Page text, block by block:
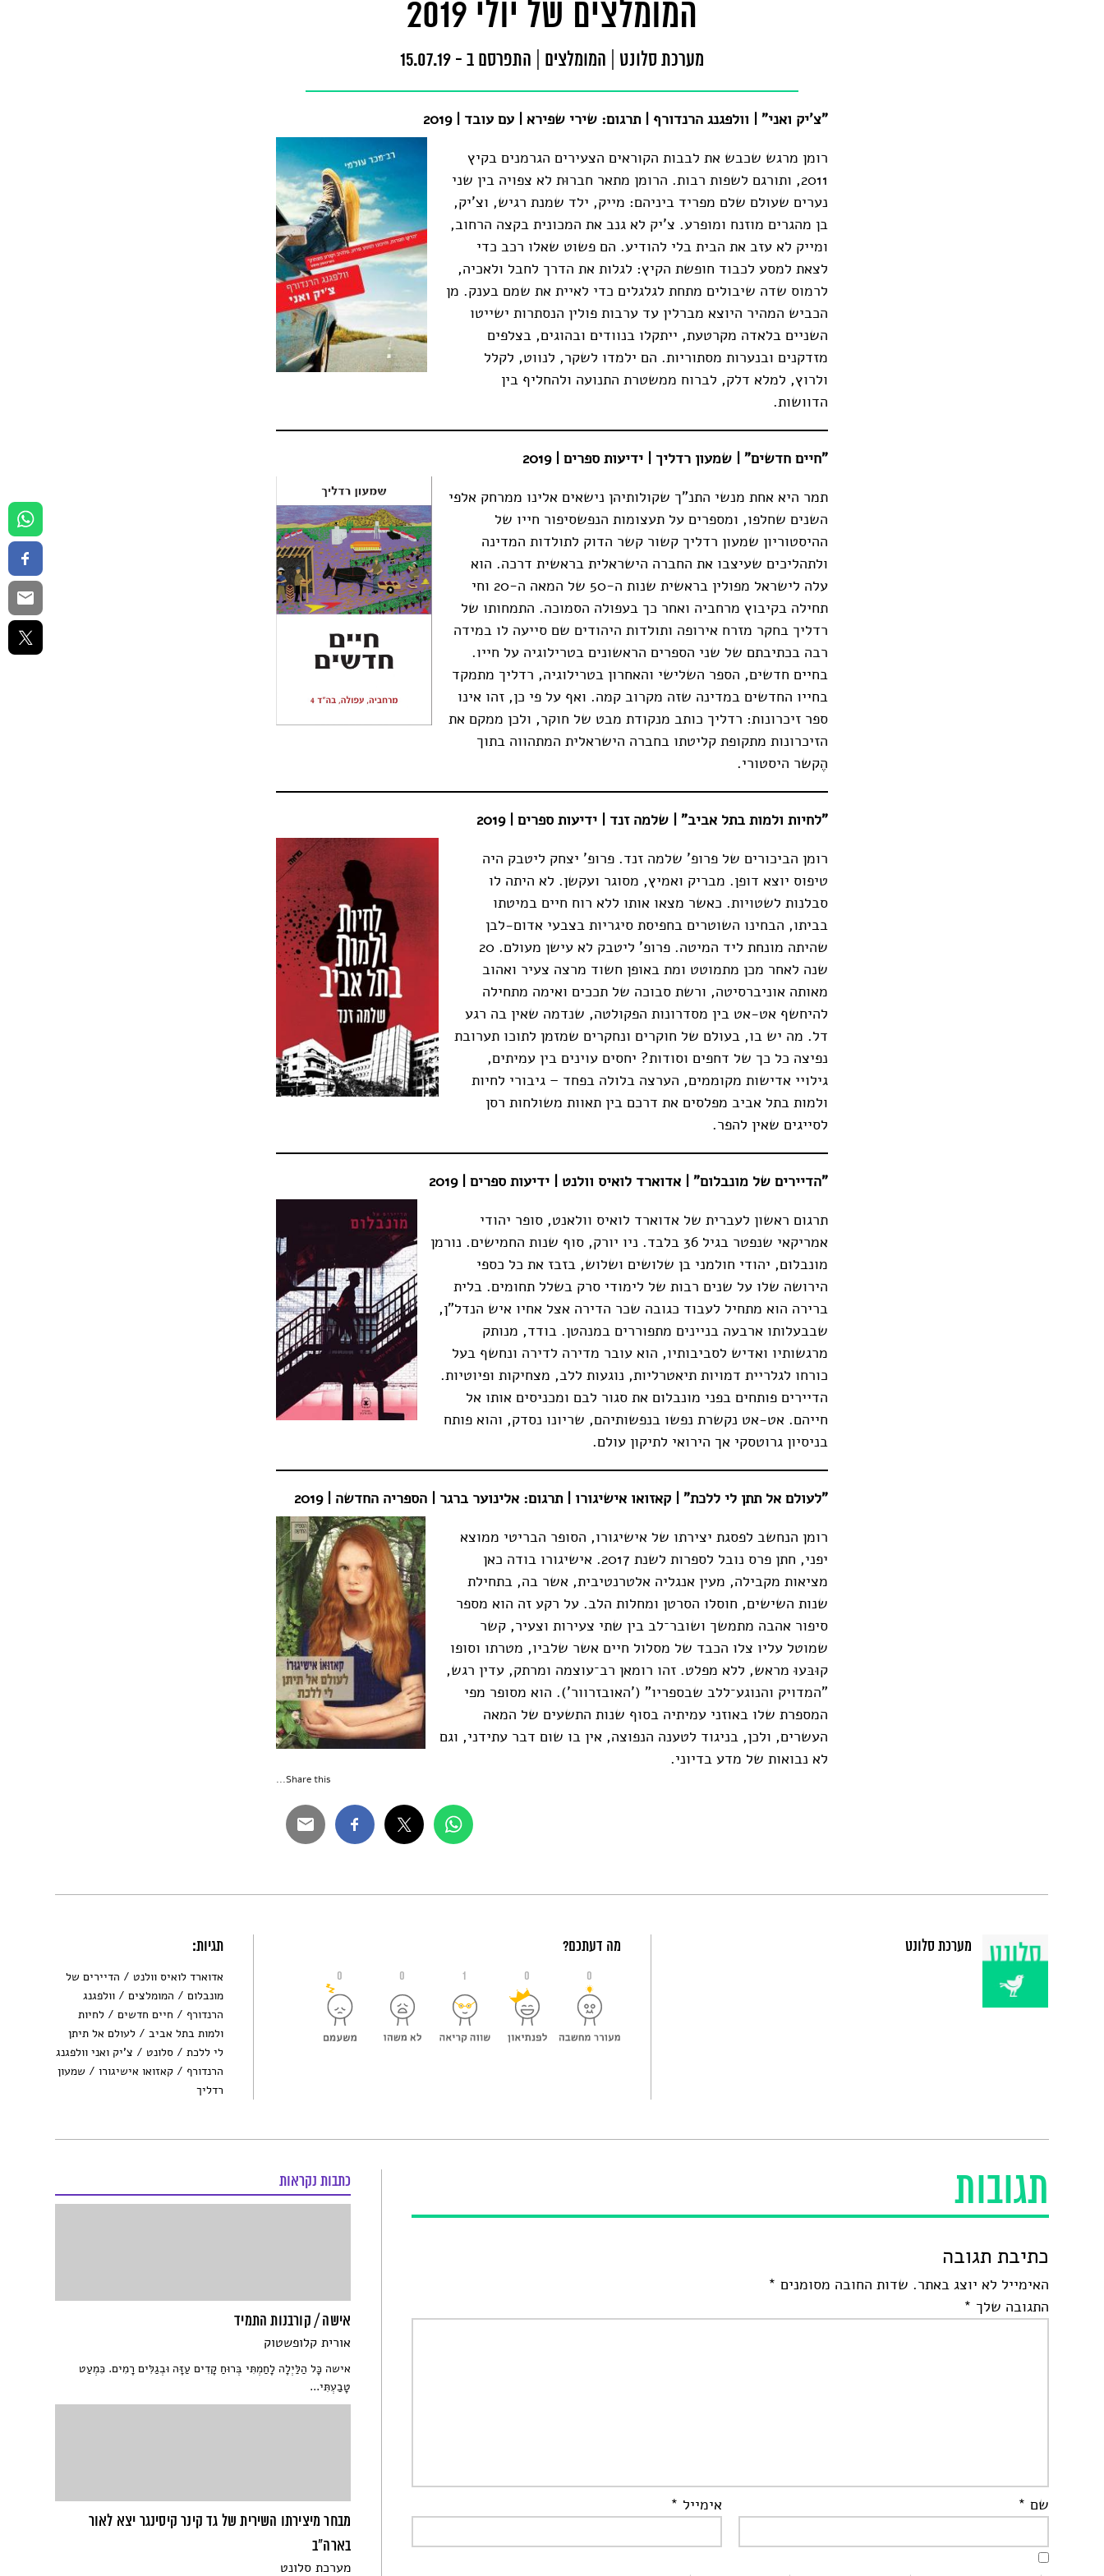
המומלצים של יולי 2019
מערכת סלונט המומלצים התפרסם ב - 15.07.19
"צ'יק ואני" | וולפגנג הרנדורף | תרגום: שירי שפירא | עם עובד | 2019
רומן מרגש שכבש את לבבות הקוראים הצעירים הגרמנים בקיץ
2011, ותורגם לשפות רבות. הרומן מתאר חברוּת לא צפויה בין שני
נערים שעולם שלם מפריד ביניהם: מייק, ילד שמנת רגיש, וצ'יק,
בן מהגרים מוזנח ומופרע. צ'יק לא גנב את המכונית בקצה הרחוב,
ומייק לא עזב את הבית בלי להודיע. הם פשוט שאלו רכב כדי
לצאת למסע לכבוד חופשת הקיץ: לגלות את הדרך לחבל ולאכיה,
לרמוס שדה שיבולים מתחת לגלגלים כדי לאיית את שמם בענק. מן
הכביש המהיר היוצא מברלין עד ערבות פולין הנסתרות ישייטו
השניים בלאדה מקרטעת, ייתקלו בנוודים ובהוגים, בצלפים
מזדקנים ובנערות מסתוריות. הם ילמדו לשקר, לנווט, לקלל
ולרוץ, למלא דלק, לברוח ממשטרת התנועה ולהחליף בין
הדוושות.
"חיים חדשים" | שמעון רדליך | ידיעות ספרים | 2019
תמר היא אחת מנשי התנ"ך שקולותיהן נישאים אלינו ממרחק אלפי
השנים שחלפו, ומספרים על תעצומות הנפשסיפור חייו של
ההיסטוריון שמעון רדליך קשור קשר הדוק לתולדות המדינה
ולתהליכים שעיצבו את החברה הישראלית בראשית דרכה. הוא
עלה לישראל מפולין בראשית שנות ה‑50 של המאה ה‑20 וחי
תחילה בקיבוץ מרחביה ואחר כך בעפולה הסמוכה. התמחותו של
רדליך בחקר מזרח אירופה ותולדות היהודים שם סייעה לו במידה
רבה בכתיבתם של שני הספרים הראשונים בטרילוגיה על חייו.
בחיים חדשים, הספר השלישי והאחרון בטרילוגיה, רדליך מתמקד
בחייו החדשים במדינה שזה מקרוב קמה. ואף על פי כן, זהו אינו
ספר זיכרונות: רדליך כותב מנקודת מבט של חוקר, ולכן ממקם את
הזיכרונות מתקופת קליטתו בחברה הישראלית המתהווה בתוך
הֶקשר היסטורי.
"לחיות ולמות בתל אביב" | שלמה זנד | ידיעות ספרים | 2019
רומן הביכורים של פרופ' שלמה זנד. פרופ' יצחק ליטבק היה
טיפוס יוצא דופן. מבריק ואמיץ, מסוגר ועקשן. לא היתה לו
סבלנות לשטויות. כאשר מצאו אותו ללא רוח חיים במיטתו
בביתו, הבחינו השוטרים בחפיסת סיגריות בצבעי אדום-לבן
שהיתה מונחת ליד המיטה. פרופ' ליטבק לא עישן מעולם. 20
שנה לאחר מכן מתמוטט ומת באופן חשוד מרצה צעיר ואהוב
מאותה אוניברסיטה, ורשת סבוכה של תככים ואימה מתחילה
להיחשף אט-אט בין מסדרונות הפקולטה, שנדמה שאין בה רגע
דל. מה יש בו, בעולם של חוקרים ונחקרים שמזמן לתוכו תערובת
נפיצה כל כך של דחפים וסודות? יחסים עוינים בין עמיתים,
גילויי אדישות מקוממים, הערצה בלולה בפחד – גיבורי לחיות
ולמות בתל אביב מפלסים את דרכם בין תאוות משולחות רסן
לסייגים שאין להפר.
"הדיירים של מונבלום" | אדוארד לואיס וולנט | ידיעות ספרים | 2019
תרגום ראשון לעברית של אדוארד לואיס וולאנט, סופר יהודי
אמריקאי שנפטר בגיל 36 בלבד. ניו יורק, סוף שנות החמישים. נורמן
מונבלום, יהודי חולמני בן שלושים ושלוש, בזבז את כל כספי
הירושה שלו על שנים רבות של לימודי סרק בשלל תחומים. בלית
ברירה הוא מתחיל לעבוד כגובה שכר הדירה אצל אחיו איש הנדל"ן,
שבבעלותו ארבעה בניינים מתפוררים במנהטן. בודד, מנותק
מרגשותיו ואדיש לסביבותיו, הוא עובר מדירה לדירה ונחשף בעל
כורחו לגלריית דמויות תיאטרליות, נוגעות ללב, מצחיקות ופיוטיות.
הדיירים פותחים בפני מונבלום את סגור לבם ומכניסים אותו אל
חייהם. אט-אט נקשרת נפשו בנפשותיהם, שריונו נסדק, והוא פותח
בניסיון גרוטסקי אך הירואי לתיקון עולם.
"לעולם אל תתן לי ללכת" | קאזואו אישיגורו | תרגום: אלינוער ברגר | הספריה החדשה | 2019
רומן הנחשב לפסגת יצירתו של אישיגורו, הסופר הבריטי ממוצא
יפני, חתן פרס נובל לספרות לשנת 2017. אישיגורו בודה כאן
מציאות מקבילה, מעין אנגליה אלטרנטיבית, אשר בה, בתחילת
שנות השישים, חוסלו הסרטן ומחלות הלב. על רקע זה הוא מספר
סיפור אהבה מתמשך ושובר־לב בין שתי צעירות וצעיר, קשר
שמוטל עליו צלו הכבד של מסלול חיים אשר שלביו, מטרתו וסופו
קוּבּעוּ מראש, ללא מפלט. זהו רומאן רב־עוצמה ומרתק, עדין רגש,
"המדויק והנוגע־ללב שבספריו" ('האובזרוור'). הוא מסופר מפי
המספרת שלו באוזני עמיתיה בסוף שנות התשעים של המאה
העשרים, ולכן, בניגוד לטענה הנפוצה, אין בו שום דבר עתידני, וגם
לא נבואות של מדע בדיוני.
Share this...
מערכת סלונט מה דעתכם?
0 0 1 0 0
תגיות:
אדוארד לואיס וולנט
הדיירים של
מונבלום
המומלצים
וולפגנג
הרנדורף
חיים חדשים
לחיות
ולמות בתל אביב
לעולם אל תיתן
לי ללכת
סלונט
צ’יק ואני וולפגנג
הרנדורף
קאזואו אישיגורו
שמעון
רדליך
תגובות
כתיבת תגובה
האימייל לא יוצג באתר. שדות החובה מסומנים *
התגובה שלך *
שם * אימייל *
כתבות נקראות
אישה / קורבנות התמיד
אורית קלופשטוק
אישה כָּל הַלַּיְלָה לָחַמְתִּי בְּרוּחַ קָדִים עַזָּה וּבְגַלִּים רָמִים. כִּמְעַט
טָבַעְתִּי...
מבחר מיצירתו השירית של גד קינר קיסינגר יצא לאור
בארה"ב
מערכת סלונט